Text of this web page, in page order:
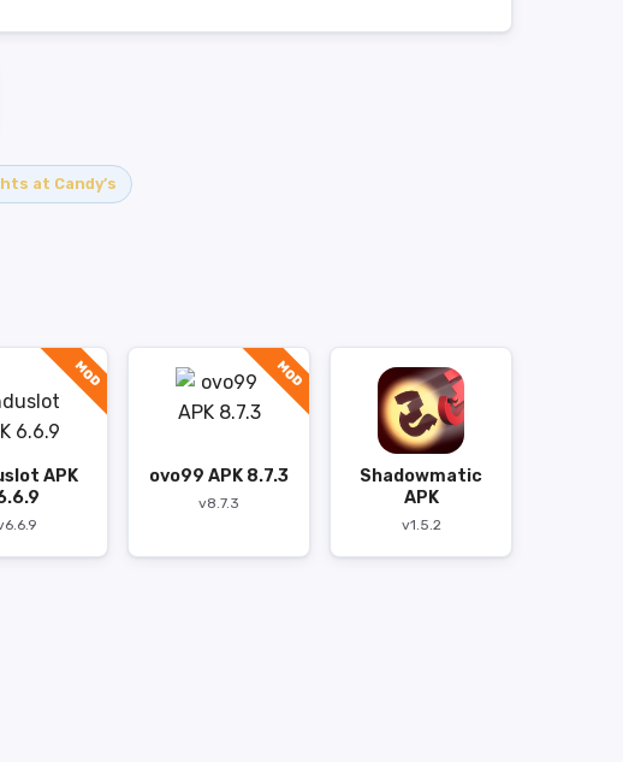
at Candy’s
MOD
APK
MOD
ovo99 APK 8.7.3
v8.7.3
Shadowmatic
APK
v1.5.2